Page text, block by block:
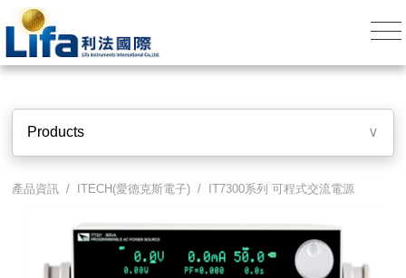
Products ∨
產品資訊 / ITECH(愛德克斯電子) / IT7300系列 可程式交流電源